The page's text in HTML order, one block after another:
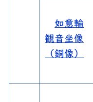
如意輪
観音坐像
（銅像）